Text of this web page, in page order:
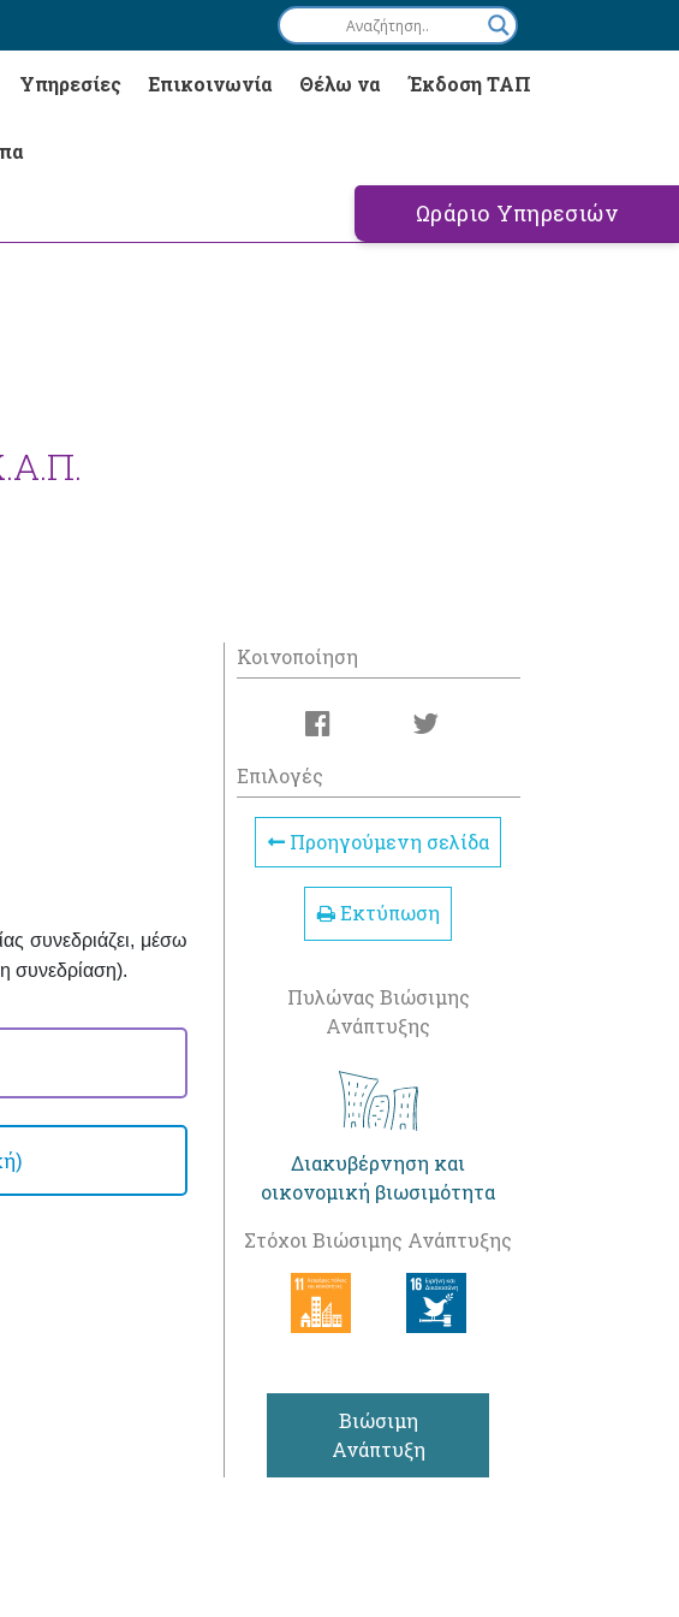
Υπηρεσίες Επικοινωνία Θέλω να Έκδοση ΤΑΠ
Ωράριο Υπηρεσιών
συνεδριάζει, μέσω
συνεδρίαση).
Κοινοποίηση
Επιλογές
Προηγούμενη σελίδα
Εκτύπωση
Πυλώνας Βιώσιμης
Ανάπτυξης
Διακυβέρνηση και
οικονομική βιωσιμότητα
Στόχοι Βιώσιμης Ανάπτυξης
Βιώσιμη
Ανάπτυξη